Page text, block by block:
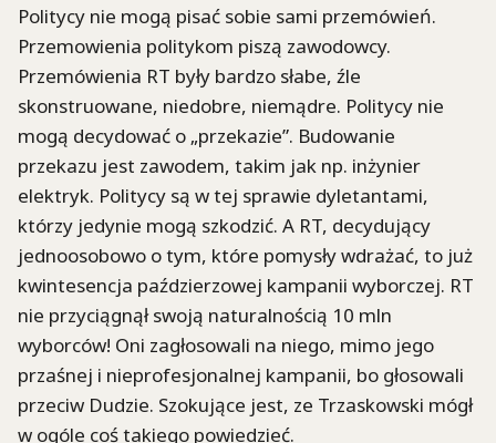
Politycy nie mogą pisać sobie sami przemówień.
Przemowienia politykom piszą zawodowcy.
Przemówienia RT były bardzo słabe, źle
skonstruowane, niedobre, niemądre. Politycy nie
mogą decydować o „przekazie”. Budowanie
przekazu jest zawodem, takim jak np. inżynier
elektryk. Politycy są w tej sprawie dyletantami,
którzy jedynie mogą szkodzić. A RT, decydujący
jednoosobowo o tym, które pomysły wdrażać, to już
kwintesencja paździerzowej kampanii wyborczej. RT
nie przyciągnął swoją naturalnością 10 mln
wyborców! Oni zagłosowali na niego, mimo jego
przaśnej i nieprofesjonalnej kampanii, bo głosowali
przeciw Dudzie. Szokujące jest, ze Trzaskowski mógł
w ogóle coś takiego powiedzieć.